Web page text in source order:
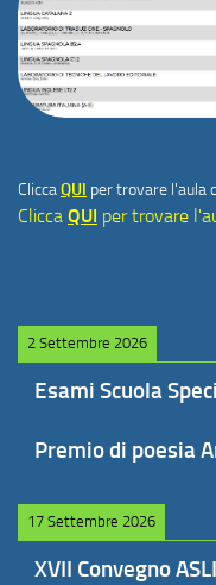
CliccaQUI per trovare l'aula
Clicca QUI per trovare
2 Settembre 2026
Esami Scuola
Premio di poesia
17 Settembre 2026
XVII Convegno ASLI